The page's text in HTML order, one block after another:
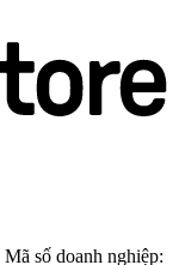
Mã số doanh nghiệp: